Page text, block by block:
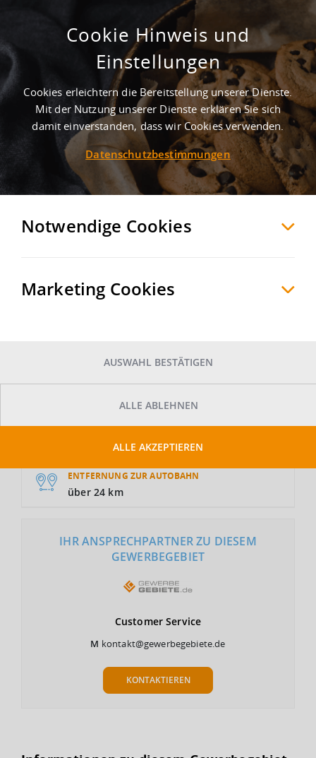
Gewerbegebiet Sugenheim
Neustadt an der Aisch-Bad Windsheim
Deutschland
MERKEN VERGLEICHEN EXPORT PDF
GRUNDSTÜCKSFLÄCHE
Auf Anfrage
NUTZUNGSART
ENTFERNUNG ZUR AUTOBAHN
über 24 km
IHR ANSPRECHPARTNER ZU DIESEM
GEWERBEGEBIET
Customer Service
M kontakt@gewerbegebiete.de
KONTAKTIEREN
Cookie Hinweis und
Einstellungen
Cookies erleichtern die Bereitstellung unserer Dienste.
Mit der Nutzung unserer Dienste erklären Sie sich
damit einverstanden, dass wir Cookies verwenden.
Datenschutzbestimmungen
Notwendige Cookies
Marketing Cookies
AUSWAHL BESTÄTIGEN
ALLE ABLEHNEN
ALLE AKZEPTIEREN